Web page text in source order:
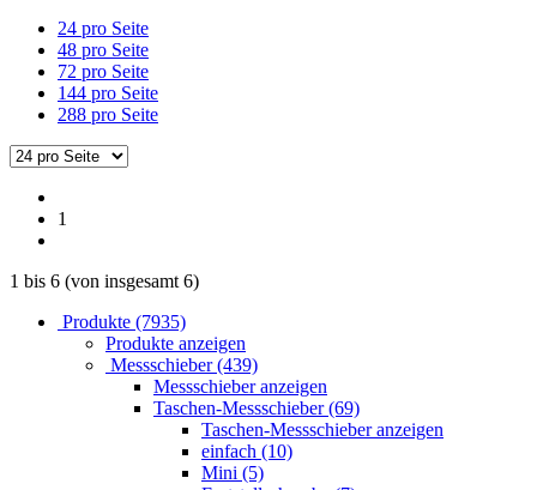
24 pro Seite
48 pro Seite
72 pro Seite
144 pro Seite
288 pro Seite
1
1 bis 6 (von insgesamt 6)
Produkte (7935)
Produkte anzeigen
Messschieber (439)
Messschieber anzeigen
Taschen-Messschieber (69)
Taschen-Messschieber anzeigen
einfach (10)
Mini (5)